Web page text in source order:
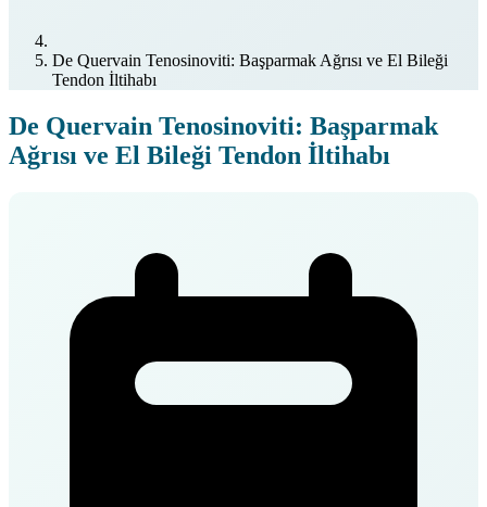
De Quervain Tenosinoviti: Başparmak Ağrısı ve El Bileği
Tendon İltihabı
De Quervain Tenosinoviti: Başparmak
Ağrısı ve El Bileği Tendon İltihabı